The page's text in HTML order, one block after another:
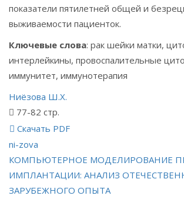
показатели пятилетней общей и
выживаемости пациенток.
Ключевые слова: рак шейки матки,
интерлейкины, провоспалительные
иммунитет, иммунотерапия
Ниёзова Ш.Х.
77-82 стр.
Скачать PDF
ni-zova
Навигация
по
КОМПЬЮТЕРНОЕ МОДЕЛИРОВАНИЕ
ИМПЛАНТАЦИИ: АНАЛИЗ
ЗАРУБЕЖНОГО ОПЫТА